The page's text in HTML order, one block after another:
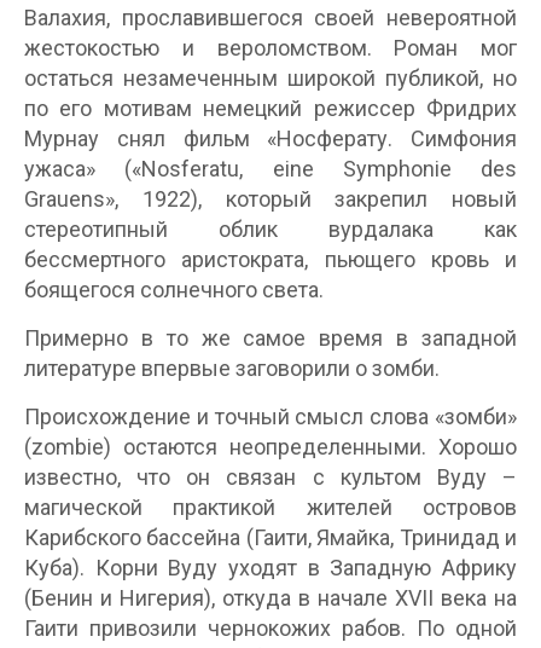
Валахия, прославившегося своей невероятной
жестокостью и вероломством. Роман мог
остаться незамеченным широкой публикой, но
по его мотивам немецкий режиссер Фридрих
Мурнау снял фильм «Носферату. Симфония
ужаса» («Nosferatu, eine Symphonie des
Grauens», 1922), который закрепил новый
стереотипный облик вурдалака как
бессмертного аристократа, пьющего кровь и
боящегося солнечного света.
Примерно в то же самое время в западной
литературе впервые заговорили о зомби.
Происхождение и точный смысл слова «зомби»
(zombie) остаются неопределенными. Хорошо
известно, что он связан с культом Вуду –
магической практикой жителей островов
Карибского бассейна (Гаити, Ямайка, Тринидад и
Куба). Корни Вуду уходят в Западную Африку
(Бенин и Нигерия), откуда в начале XVII века на
Гаити привозили чернокожих рабов. По одной